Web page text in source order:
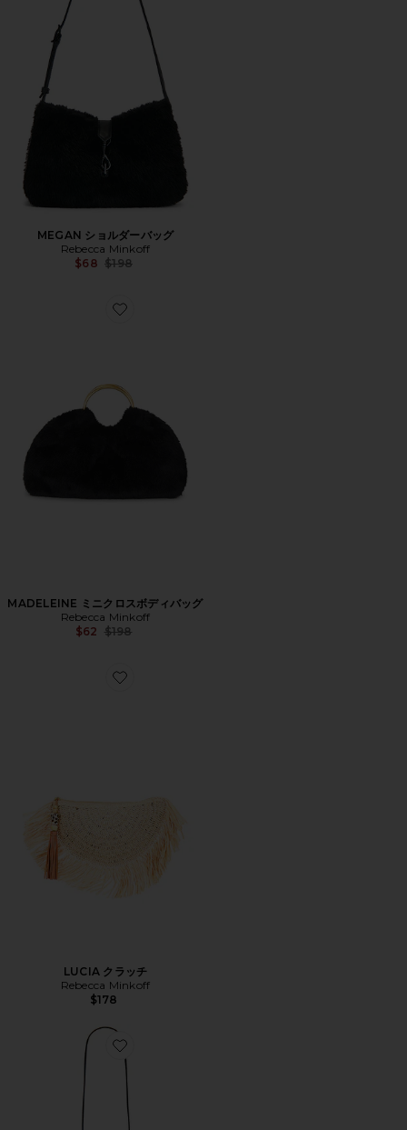
MEGAN ショルダーバッグ
Rebecca Minkoff
$68 Previous price:
$198
Favorite MADELEINE ミニクロスボディバッグ
MADELEINE ミニクロスボディバッグ
Rebecca Minkoff
$62 Previous price:
$198
Favorite LUCIA クラッチ
LUCIA クラッチ
Rebecca Minkoff
$178
Favorite DARREN トップハンドルバッグ